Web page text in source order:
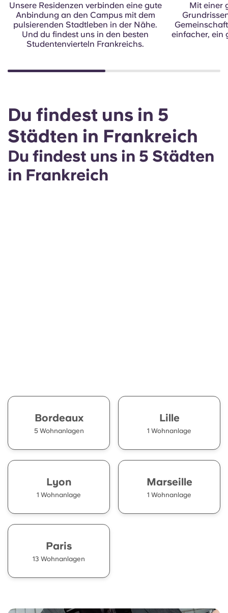
Unsere Residenzen verbinden eine gute
Anbindung an den Campus mit dem
pulsierenden Stadtleben in der Nähe.
Und du findest uns in den besten
Studentenvierteln Frankreichs.
Mit einer
einfacher, ein
Du findest uns in 5
Städten in Frankreich
Du findest uns in 5 Städten
in Frankreich
Bordeaux
5 Wohnanlagen
Lille
1 Wohnanlage
Lyon
1 Wohnanlage
Marseille
1 Wohnanlage
Paris
13 Wohnanlagen